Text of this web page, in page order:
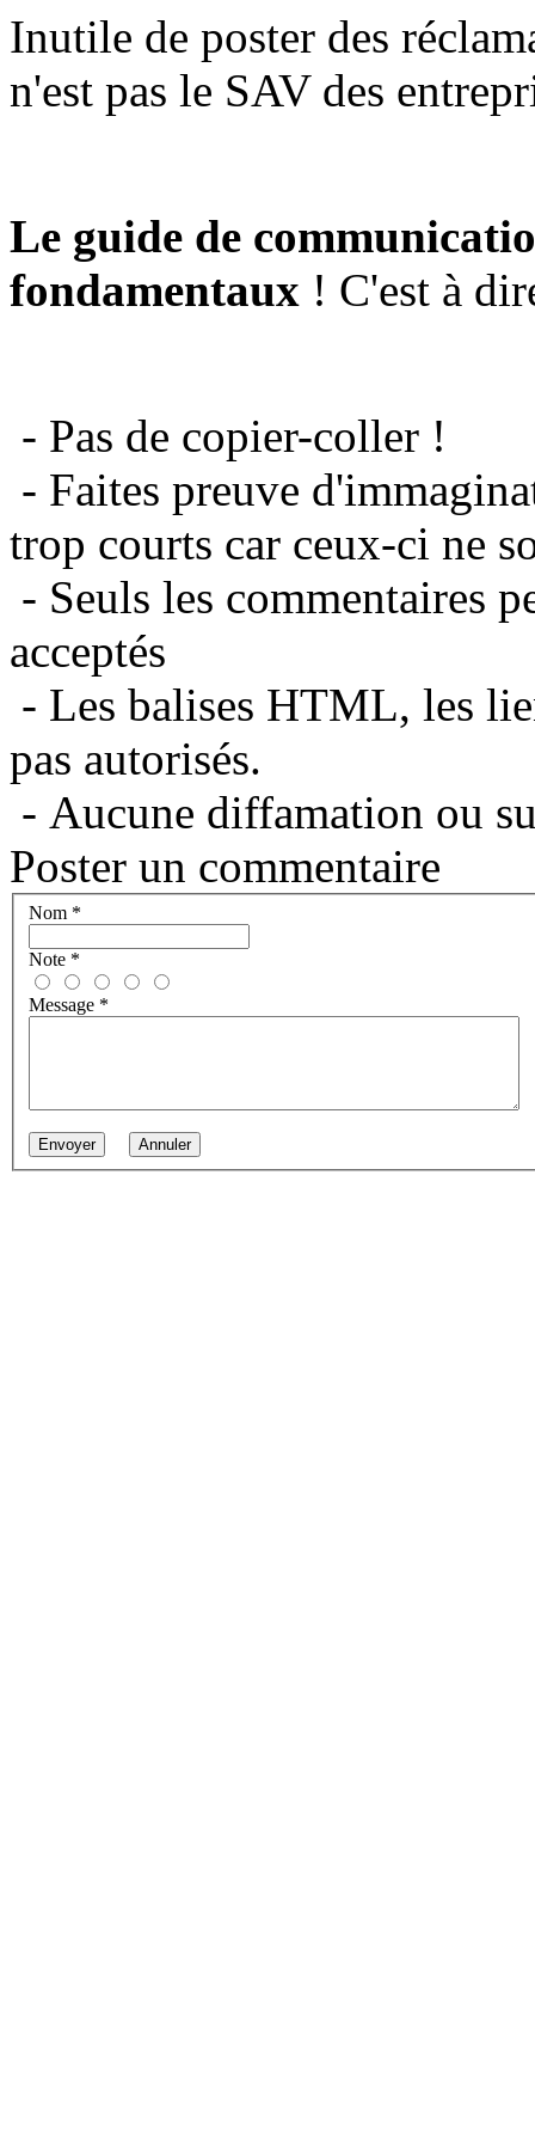
Inutile de poster des
n'est pas le SAV des
Le guide de
fondamentaux ! C'est à
- Pas de copier-coller !
- Faites preuve
trop courts car ceux-ci ne
- Seuls les commentaires
acceptés
- Les balises HTML, les
pas autorisés.
- Aucune diffamation ou
Poster un commentaire
Nom *
Note *
Message *